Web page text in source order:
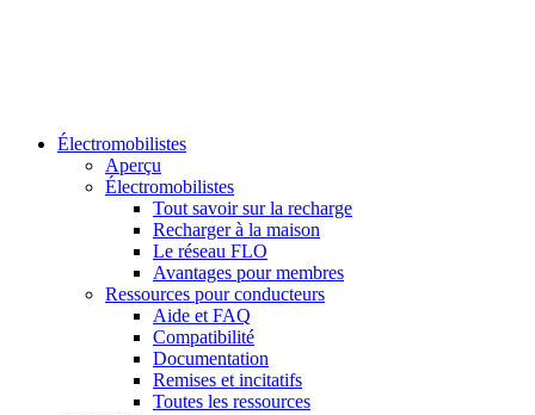
Électromobilistes
Aperçu
Électromobilistes
Tout savoir sur la recharge
Recharger à la maison
Le réseau FLO
Avantages pour membres
Ressources pour conducteurs
Aide et FAQ
Compatibilité
Documentation
Remises et incitatifs
Toutes les ressources